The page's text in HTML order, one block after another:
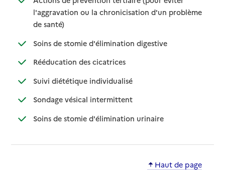
l'aggravation ou la chronicisation d'un problème
de santé): disponible
: non disponible
Soins de stomie d'élimination digestive: disponible
: non disponible
Rééducation des cicatrices: disponible
: non disponible
Suivi diététique individualisé: disponible
: non disponible
Sondage vésical intermittent: disponible
: non disponible
Soins de stomie d'élimination urinaire: disponible
: non disponible
Haut de page